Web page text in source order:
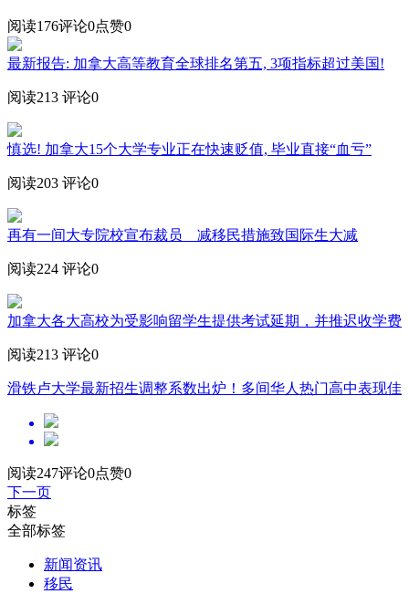
阅读176评论0点赞0
最新报告: 加拿大高等教育全球排名第五, 3项指标超过美国!
阅读213 评论0
慎选! 加拿大15个大学专业正在快速贬值, 毕业直接“血亏”
阅读203 评论0
再有一间大专院校宣布裁员 减移民措施致国际生大减
阅读224 评论0
加拿大各大高校为受影响留学生提供考试延期，并推迟收学费
阅读213 评论0
滑铁卢大学最新招生调整系数出炉！多间华人热门高中表现佳
阅读247评论0点赞0
下一页
标签
全部标签
新闻资讯
移民